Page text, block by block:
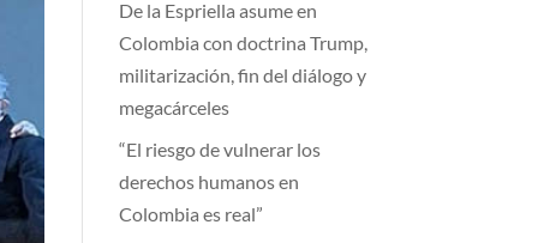
De la Espriella asume en
Colombia con doctrina Trump,
militarización, fin del diálogo y
megacárceles
“El riesgo de vulnerar los
derechos humanos en
Colombia es real”